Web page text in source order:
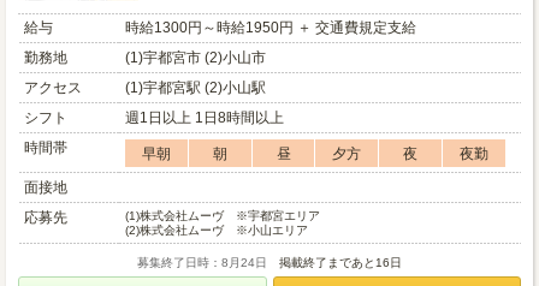
給与
時給1300円～時給1950円 ＋ 交通費規定支給
勤務地
(1)宇都宮市 (2)小山市
アクセス
(1)宇都宮駅 (2)小山駅
シフト
週1日以上 1日8時間以上
時間帯
早朝 朝 昼 夕方 夜
夜勤
面接地
応募先
(1)株式会社ムーヴ ※宇都宮エリア
(2)株式会社ムーヴ ※小山エリア
募集終了日時：8月24日 掲載終了まであと16日